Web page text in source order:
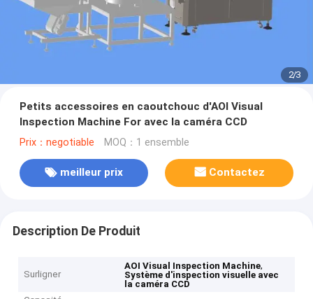
2/3
Petits accessoires en caoutchouc d'AOI Visual
Inspection Machine For avec la caméra CCD
Prix：negotiable MOQ：1 ensemble
meilleur prix Contactez
Description De Produit
Surligner
AOI Visual Inspection Machine,
Système d'inspection visuelle avec
la caméra CCD